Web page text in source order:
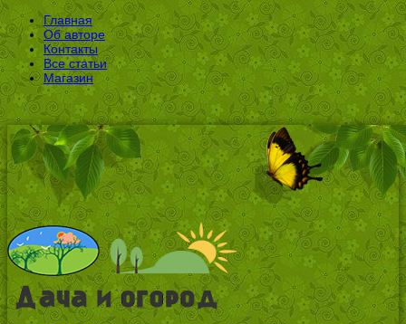
Главная
Об авторе
Контакты
Все статьи
Магазин